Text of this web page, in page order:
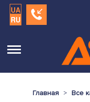
UA
RU
Главная Все